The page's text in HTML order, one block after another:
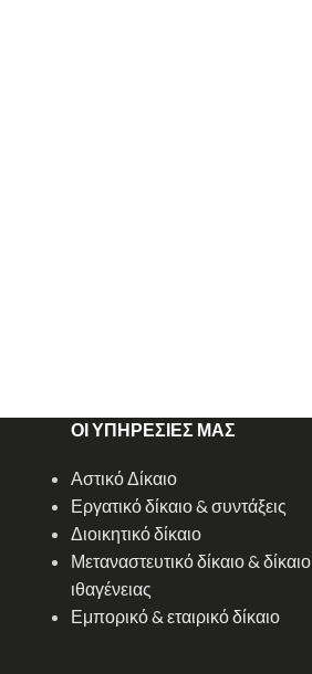
ΟΙ ΥΠΗΡΕΣΙΕΣ ΜΑΣ
Αστικό Δίκαιο
Εργατικό δίκαιο & συντάξεις
Διοικητικό δίκαιο
Μεταναστευτικό δίκαιο & δίκαιο
ιθαγένειας
Εμπορικό & εταιρικό δίκαιο